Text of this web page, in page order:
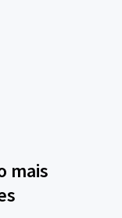
mais